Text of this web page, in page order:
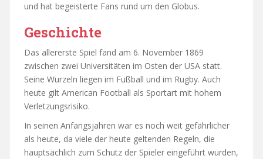
und hat begeisterte Fans rund um den Globus.
Geschichte
Das allererste Spiel fand am 6. November 1869
zwischen zwei Universitäten im Osten der USA statt.
Seine Wurzeln liegen im Fußball und im Rugby. Auch
heute gilt American Football als Sportart mit hohem
Verletzungsrisiko.
In seinen Anfangsjahren war es noch weit gefährlicher
als heute, da viele der heute geltenden Regeln, die
hauptsächlich zum Schutz der Spieler eingeführt wurden,